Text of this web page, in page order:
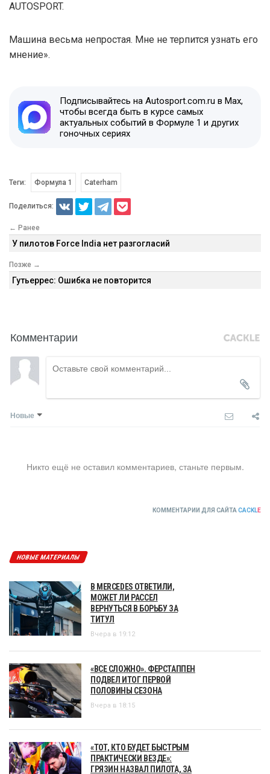
AUTOSPORT.
Машина весьма непростая. Мне не терпится узнать его
мнение».
Подписывайтесь на Autosport.com.ru в Max,
чтобы всегда быть в курсе самых
актуальных событий в Формуле 1 и других
гоночных сериях
Теги: Формула 1 Caterham
Поделиться:
← Ранее
У пилотов Force India нет разгогласий
Позже →
Гутьеррес: Ошибка не повторится
Комментарии
Новые
Никто ещё не оставил комментариев, станьте первым.
КОММЕНТАРИИ ДЛЯ САЙТАCACKLE
НОВЫЕ МАТЕРИАЛЫ
В MERCEDES ОТВЕТИЛИ,
МОЖЕТ ЛИ РАССЕЛ
ВЕРНУТЬСЯ В БОРЬБУ ЗА
ТИТУЛ
Вчера в 19:12
«ВСЕ СЛОЖНО». ФЕРСТАППЕН
ПОДВЕЛ ИТОГ ПЕРВОЙ
ПОЛОВИНЫ СЕЗОНА
Вчера в 18:15
«ТОТ, КТО БУДЕТ БЫСТРЫМ
ПРАКТИЧЕСКИ ВЕЗДЕ»:
ГРЯЗИН НАЗВАЛ ПИЛОТА, ЗА